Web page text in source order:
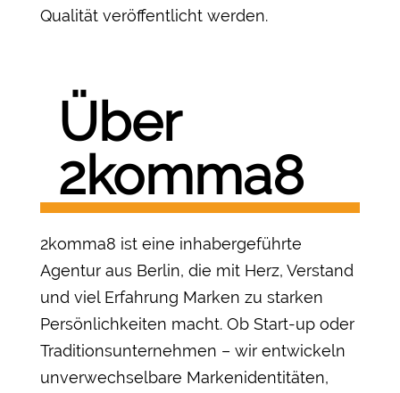
Qualität veröffentlicht werden.
Über
2komma8
2komma8 ist eine inhabergeführte
Agentur aus Berlin, die mit Herz, Verstand
und viel Erfahrung Marken zu starken
Persönlichkeiten macht. Ob Start-up oder
Traditionsunternehmen – wir entwickeln
unverwechselbare Markenidentitäten,